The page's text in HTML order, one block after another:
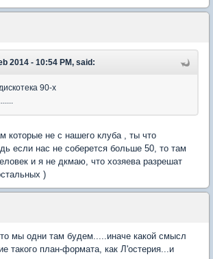
2014 - 10:54 PM, said:
90-х
которые не с нашего клуба , ты что
если нас не соберется больше 50, то там
и я не дкмаю, что хозяева разрешат
)
мы одни там будем.....иначе какой смысл
такого план-формата, как Л'остерия...и